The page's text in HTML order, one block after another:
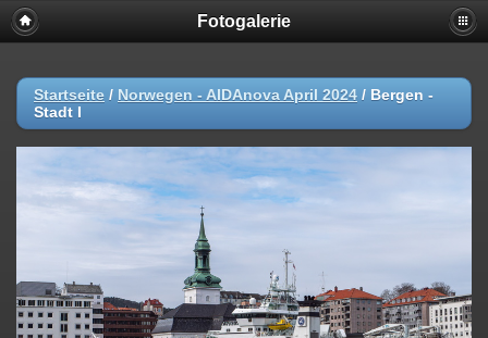
Fotogalerie
Startseite / Norwegen - AIDAnova April 2024 / Bergen -
Stadt I